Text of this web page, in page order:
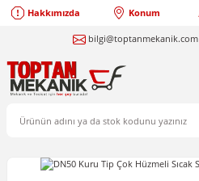
Hakkımızda Konum
bilgi@toptanmekanik.com